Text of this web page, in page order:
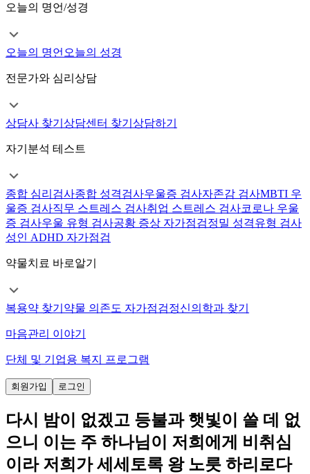
오늘의 명언/성경
오늘의 명언 오늘의 성경
전문가와 심리상담
상담사 찾기 상담센터 찾기 상담하기
자기분석 테스트
종합 심리검사종합 성격검사우울증 검사자존감 검사MBTI 우
울증 검사직무 스트레스 검사취업 스트레스 검사코로나 우울
증 검사우울 유형 검사공황 증상 자가점검정밀 성격유형 검사
성인 ADHD 자가점검
약물치료 바로알기
복용약 찾기 약물 의존도 자가점검정신의학과 찾기
마음관리 이야기
단체 및 기업용 복지 프로그램
회원가입 로그인
다시 밤이 없겠고 등불과 햇빛이 쓸 데 없
으니 이는 주 하나님이 저희에게 비취심
이라 저희가 세세토록 왕 노릇 하리로다